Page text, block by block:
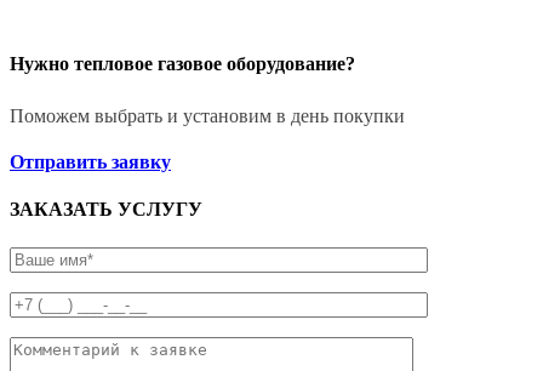
Нужно тепловое газовое оборудование?
Поможем выбрать и установим в день покупки
Отправить заявку
ЗАКАЗАТЬ УСЛУГУ